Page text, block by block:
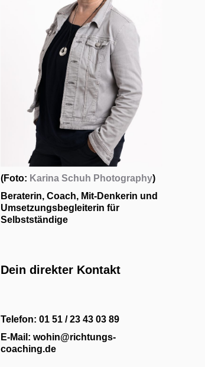
(Foto: Karina Schuh Photography)
Beraterin, Coach, Mit-Denkerin und
Umsetzungsbegleiterin für
Selbstständige
Dein direkter Kontakt
Telefon: 01 51 / 23 43 03 89
E-Mail: wohin@richtungs-
coaching.de